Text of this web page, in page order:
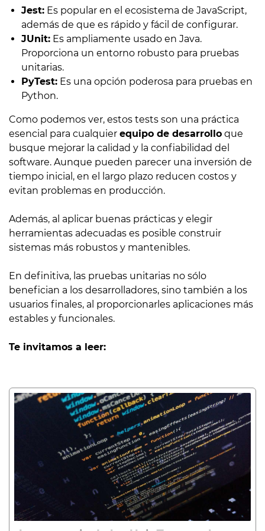
Jest:Es popular en el ecosistema de JavaScript,
además de que es rápido y fácil de configurar.
JUnit:Es ampliamente usado en Java.
Proporciona un entorno robusto para pruebas
unitarias.
PyTest:Es una opción poderosa para pruebas en
Python.
Como podemos ver, estos tests son una práctica
esencial para cualquier equipo de desarrollo que
busque mejorar la calidad y la confiabilidad del
software. Aunque pueden parecer una inversión de
tiempo inicial, en el largo plazo reducen costos y
evitan problemas en producción.
Además, al aplicar buenas prácticas y elegir
herramientas adecuadas es posible construir
sistemas más robustos y mantenibles.
En definitiva, las pruebas unitarias no sólo
benefician a los desarrolladores, sino también a los
usuarios finales, al proporcionarles aplicaciones más
estables y funcionales.
Te invitamos a leer: